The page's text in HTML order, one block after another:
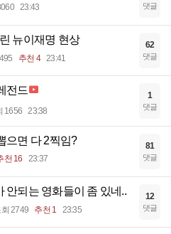
23:43 댓글
뉴이재명 현상
추천 4 23:41
62
댓글
전드
1656 23:38
1
댓글
으면 다 2찍임?
천 16 23:37
81
댓글
안되는 영화들이 좀 있네..
2749 추천 1 23:35
12
댓글